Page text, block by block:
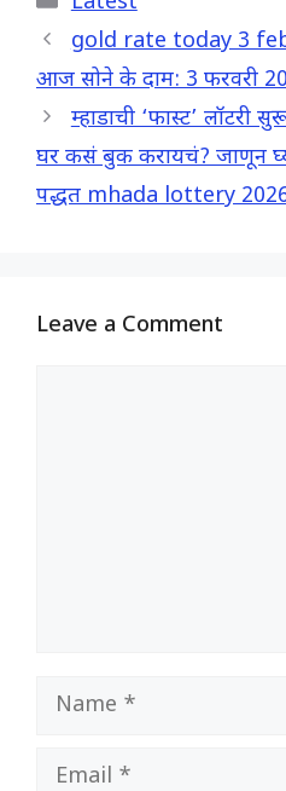
e
b
o
k
t
s
A
p
p
g
r
m
e
gold rate today 3
आज सोने के दाम: 3 फरवरी
म्हाडाची ‘फास्ट’
घर कसं बुक करायचं? जाणून
पद्धत mhada lottery
Leave a Comment
Name
Email